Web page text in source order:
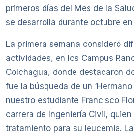
primeros días del Mes de la
se desarrolla durante octubre
La primera semana consideró
actividades, en los Campus
Colchagua, donde destacaron
fue la búsqueda de un
nuestro estudiante Francisco
carrera de Ingeniería Civil, quien
tratamiento para su leucemia.